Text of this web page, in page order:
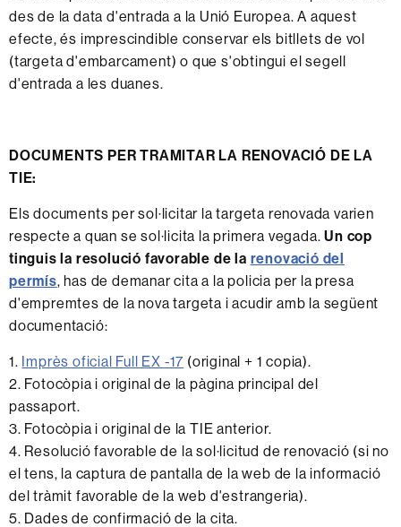
des de la data d'entrada a la Unió Europea. A aquest
efecte, és imprescindible conservar els bitllets de vol
(targeta d'embarcament) o que s'obtingui el segell
d'entrada a les duanes.
DOCUMENTS PER TRAMITAR LA RENOVACIÓ DE LA
TIE:
Els documents per sol·licitar la targeta renovada varien
respecte a quan se sol·licita la primera vegada.Un cop
tinguis la resolució favorable de la renovació del
permís, has de demanar cita a la policia per la presa
d'empremtes de la nova targeta i acudir amb la següent
documentació:
1. Imprès oficial Full EX -17 (original + 1 copia).
2. Fotocòpia i original de la pàgina principal del
passaport.
3. Fotocòpia i original de la TIE anterior.
4. Resolució favorable de la sol·licitud de renovació (si no
el tens, la captura de pantalla de la web de la informació
del tràmit favorable de la web d'estrangeria).
5. Dades de confirmació de la cita.